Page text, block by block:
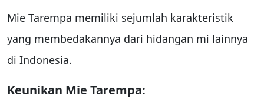
Mie Tarempa memiliki sejumlah karakteristik
yang membedakannya dari hidangan mi lainnya
di Indonesia.
Keunikan Mie Tarempa: